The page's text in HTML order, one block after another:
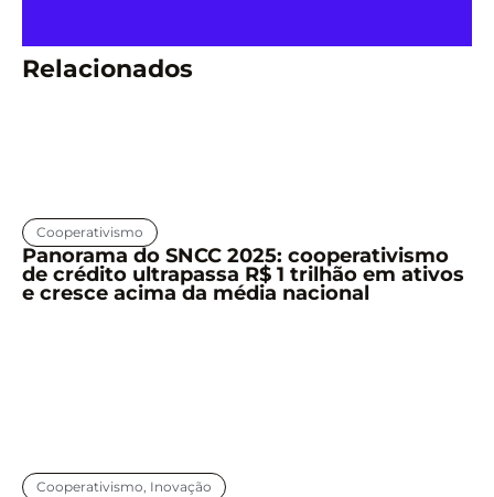
Relacionados
Cooperativismo
Panorama do SNCC 2025: cooperativismo
de crédito ultrapassa R$ 1 trilhão em ativos
e cresce acima da média nacional
Cooperativismo, Inovação